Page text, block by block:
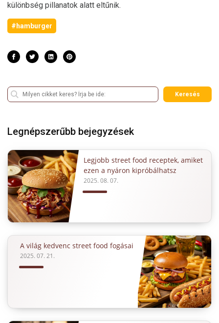
különbség pillanatok alatt eltűnik.
#hamburger
Keresés
Legnépszerűbb bejegyzések
Legjobb street food receptek, amiket
ezen a nyáron kipróbálhatsz
2025. 08. 07.
A világ kedvenc street food fogásai
2025. 07. 21.